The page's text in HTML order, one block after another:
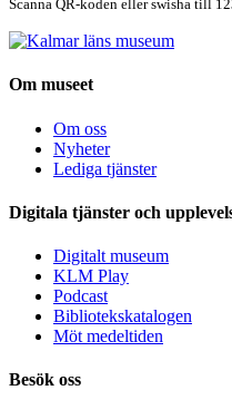
Scanna QR-koden eller swisha till
Om museet
Om oss
Nyheter
Lediga tjänster
Digitala tjänster och
Digitalt museum
KLM Play
Podcast
Bibliotekskatalogen
Möt medeltiden
Besök oss